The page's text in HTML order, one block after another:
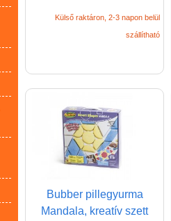
Külső raktáron, 2-3 napon belül
szállítható
Bubber pillegyurma
Mandala, kreatív szett